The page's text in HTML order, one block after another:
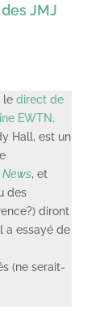
JMJ
le direct de
EWTN.
Hall, est un
, et
des
diront
a essayé de
(ne serait-